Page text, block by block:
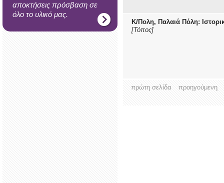
αποκτήσεις πρόσβαση σε
όλο το υλικό μας.
Κ/Πολη, Παλαιά Πόλη:
[Τόπος]
πρώτη σελίδα προηγούμενη